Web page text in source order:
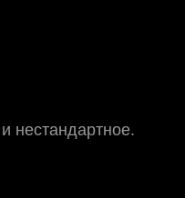
нестандартное.